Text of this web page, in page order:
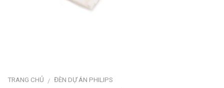
TRANG CHỦ / ĐÈN DỰ ÁN PHILIPS